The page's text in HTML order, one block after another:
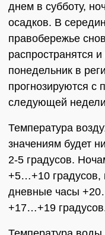
днем в субботу,
осадков. В
правобережье
распространятся
понедельник в
прогнозируются с
следующей
Температура
значениям будет
2-5 градусов.
+5…+10 градусов,
дневные часы
+17…+19